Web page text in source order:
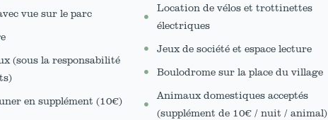
vue sur le parc
(sous la responsabilité
en supplément (10€)
Location de vélos et trottinettes
électriques
Jeux de société et espace lecture
Boulodrome sur la place du village
Animaux domestiques acceptés
(supplément de 10€ / nuit / animal)